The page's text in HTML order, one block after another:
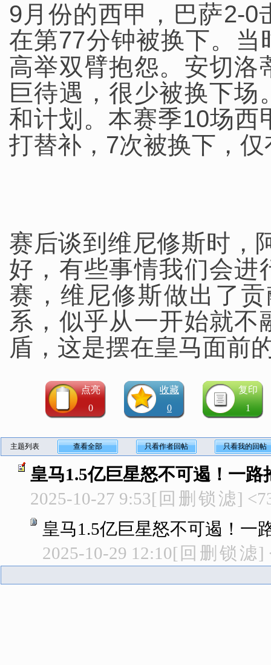
9月份的西甲，巴萨2-0
在第77分钟被换下。
高举双臂抱怨。 安切洛
巨待遇，很少被换下
和计划。本赛季10场西
打替补，7次被换下，
赛后谈到维尼修斯时，
好，有些事情我们会进
赛，维尼修斯做出了
系，似乎从一开始就
盾，这是摆在皇马面前
点亮
0
收藏
0
复印
1
主题列表 查看全部 只看作者回帖 只看我的回帖
皇马1.5亿巨星怒不可遏！一
2025-10-27 9:53[ 回 删 锁 滤]
皇马1.5亿巨星怒不可遏！一
2025-10-29 12:10[ 回 删 锁 滤]